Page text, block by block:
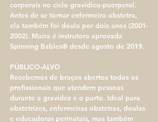
corporais no ciclo gravídico-puerperal.
Antes de se tornar enfermeira obstetra,
ela também foi doula por dois anos (2001-
2002). Maíra é instrutora aprovada
Spinning Babies® desde agosto de 2019.
PÚBLICO-ALVO
Recebemos de braços abertos todos os
profissionais que atendem pessoas
durante a gravidez e o parto. Ideal para
obstetrizes, enfermeiras obstetras, doulas
e educadoras perinatais, mas também